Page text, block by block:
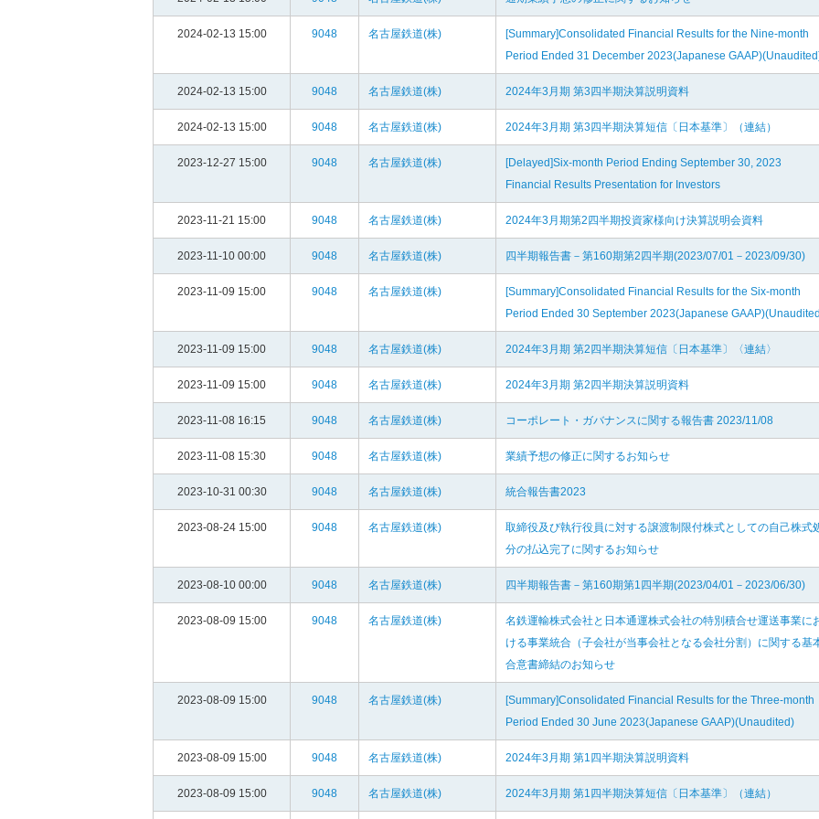
2024-02-13 15:00 9048 名古屋鉄道(株)
[Summary]Consolidated Financial Results for the Nine-month
Period Ended 31 December 2023(Japanese
2024-02-13 15:00 9048 名古屋鉄道(株) 2024年3月期 第3四半期決算説明資料
2024-02-13 15:00 9048 名古屋鉄道(株) 2024年3月期 第3四半期決算短信〔日本基準〕（連結）
2023-12-27 15:00 9048 名古屋鉄道(株)
[Delayed]Six-month Period Ending September 30, 2023
Financial Results Presentation for Investors
2023-11-21 15:00 9048 名古屋鉄道(株) 2024年3月期第2四半期投資家様向け決算説明会資料
2023-11-10 00:00 9048 名古屋鉄道(株) 四半期報告書－第160期第2四半期(2023/07/01－2023/09/30)
2023-11-09 15:00 9048 名古屋鉄道(株)
[Summary]Consolidated Financial Results for the Six-month
Period Ended 30 September 2023(Japanese
2023-11-09 15:00 9048 名古屋鉄道(株) 2024年3月期 第2四半期決算短信〔日本基準〕〈連結〉
2023-11-09 15:00 9048 名古屋鉄道(株) 2024年3月期 第2四半期決算説明資料
2023-11-08 16:15 9048 名古屋鉄道(株) コーポレート・ガバナンスに関する報告書 2023/11/08
2023-11-08 15:30 9048 名古屋鉄道(株) 業績予想の修正に関するお知らせ
2023-10-31 00:30 9048 名古屋鉄道(株) 統合報告書2023
2023-08-24 15:00 9048 名古屋鉄道(株)
取締役及び執行役員に対する譲渡制限付株式としての自己株式
分の払込完了に関するお知らせ
2023-08-10 00:00 9048 名古屋鉄道(株) 四半期報告書－第160期第1四半期(2023/04/01－2023/06/30)
2023-08-09 15:00 9048 名古屋鉄道(株)
名鉄運輸株式会社と日本通運株式会社の特別積合せ運送事業に
ける事業統合（子会社が当事会社となる会社分割）に関する基
合意書締結のお知らせ
2023-08-09 15:00 9048 名古屋鉄道(株)
[Summary]Consolidated Financial Results for the Three-month
Period Ended 30 June 2023(Japanese GAAP)(Unaudited)
2023-08-09 15:00 9048 名古屋鉄道(株) 2024年3月期 第1四半期決算説明資料
2023-08-09 15:00 9048 名古屋鉄道(株) 2024年3月期 第1四半期決算短信〔日本基準〕（連結）